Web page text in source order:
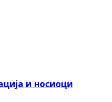
и носиоци